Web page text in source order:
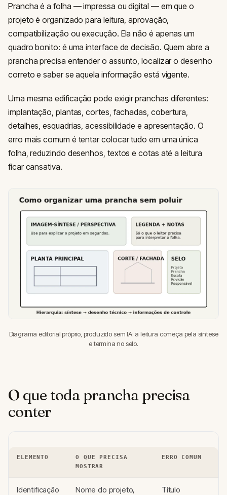
Prancha é a folha — impressa ou digital — em que o
projeto é organizado para leitura, aprovação,
compatibilização ou execução. Ela não é apenas um
quadro bonito: é uma interface de decisão. Quem abre a
prancha precisa entender o assunto, localizar o desenho
correto e saber se aquela informação está vigente.
Uma mesma edificação pode exigir pranchas diferentes:
implantação, plantas, cortes, fachadas, cobertura,
detalhes, esquadrias, acessibilidade e apresentação. O
erro mais comum é tentar colocar tudo em uma única
folha, reduzindo desenhos, textos e cotas até a leitura
ficar cansativa.
Diagrama editorial próprio, produzido sem IA: a leitura começa pela síntese
e termina no selo.
O que toda prancha precisa
conter
ELEMENTO
O QUE PRECISA
MOSTRAR
ERRO COMUM
Identificação
Nome do projeto,
Título